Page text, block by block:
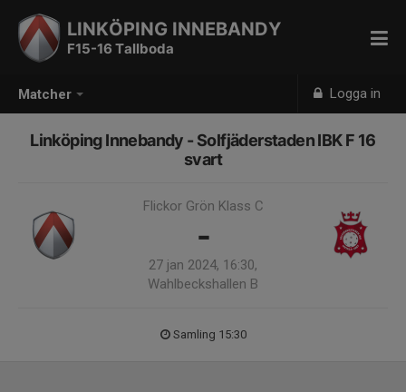
Matcher Logga in
LINKÖPING INNEBANDY
F15-16 Tallboda
Linköping Innebandy - Solfjäderstaden IBK F 16
svart
Flickor Grön Klass C
-
27 jan 2024, 16:30,
Wahlbeckshallen B
Samling 15:30